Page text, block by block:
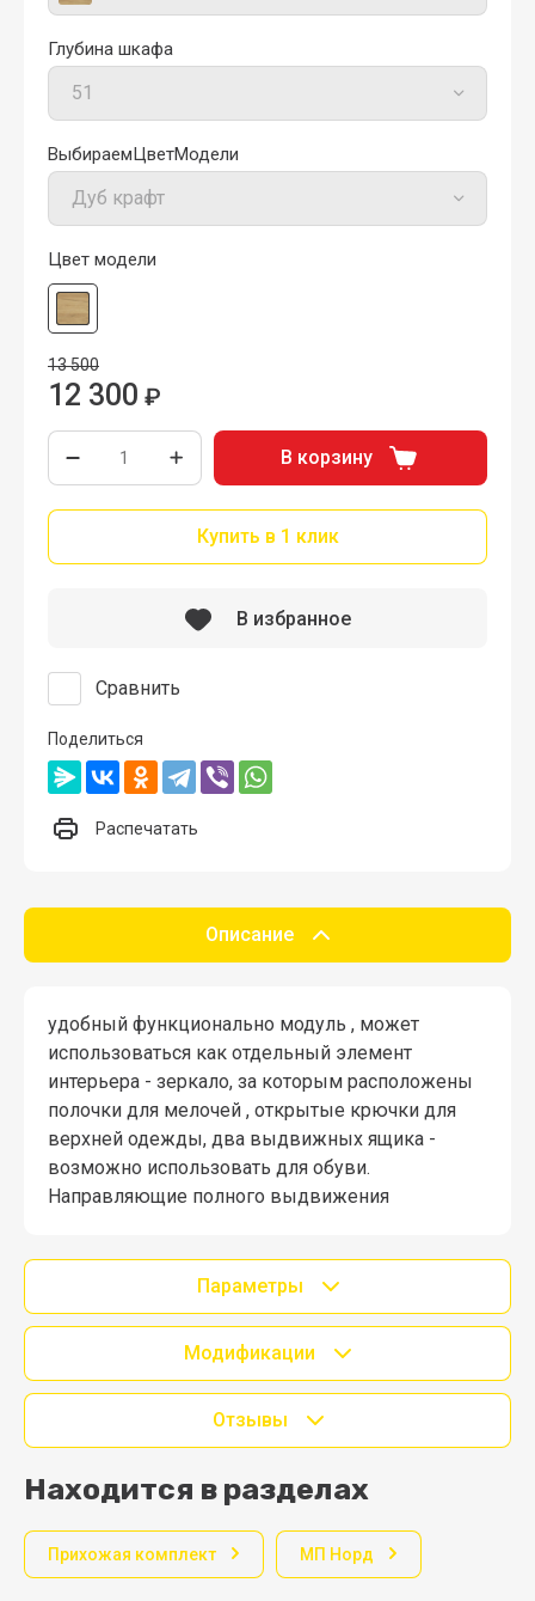
Глубина шкафа
ВыбираемЦветМодели
Цвет модели
13 500
12 300 ₽
В корзину
Купить в 1 клик
Сравнить
В избранное
Поделиться
Распечатать
Описание
удобный функционально модуль , может
использоваться как отдельный элемент
интерьера - зеркало, за которым расположены
полочки для мелочей , открытые крючки для
верхней одежды, два выдвижных ящика -
возможно использовать для обуви.
Направляющие полного выдвижения
Параметры
Модификации
Отзывы
Находится в разделах
Прихожая комплект МП Норд